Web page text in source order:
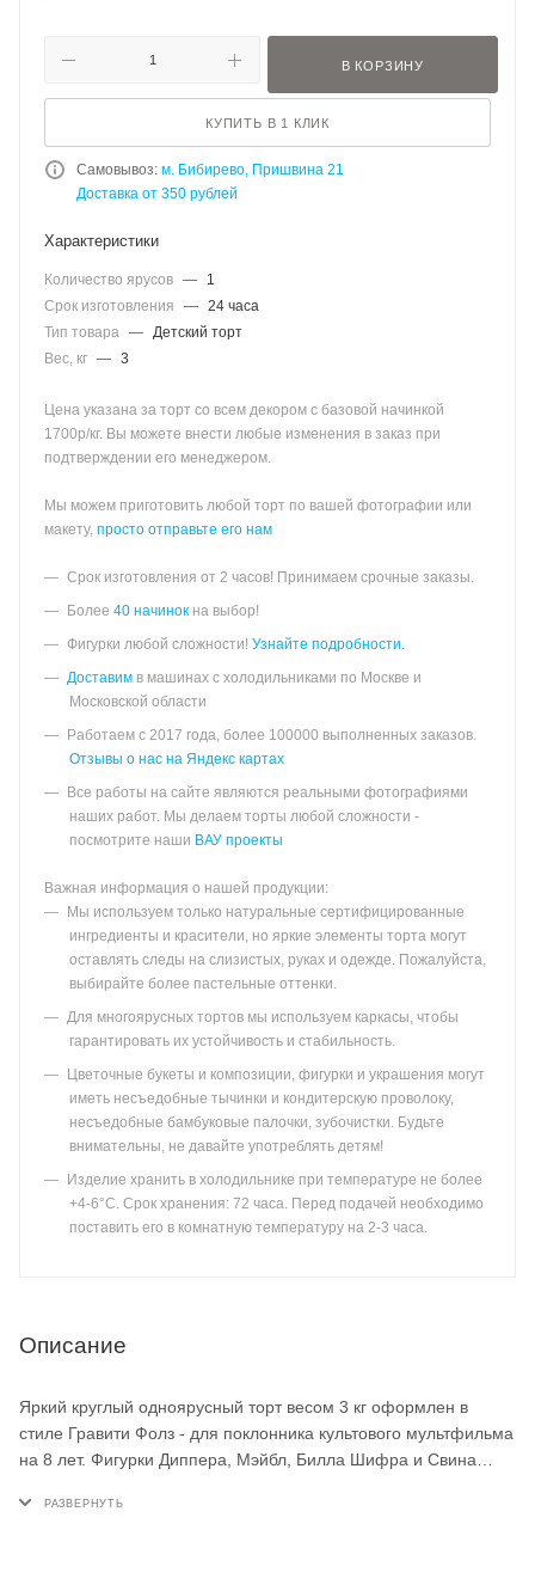
В КОРЗИНУ
КУПИТЬ В 1 КЛИК
Самовывоз: м. Бибирево, Пришвина 21
Доставка от 350 рублей
Характеристики
Количество ярусов —
1
Срок изготовления
— 24 часа
Тип товара — Детский торт
Вес, кг — 3
Цена указана за торт со всем декором с базовой начинкой
1700р/кг. Вы можете внести любые изменения в заказ при
подтверждении его менеджером.
Мы можем приготовить любой торт по вашей фотографии или
макету, просто отправьте его нам
Срок изготовления от 2 часов! Принимаем срочные заказы.
Более 40 начинок на выбор!
Фигурки любой сложности! Узнайте подробности.
Доставим в машинах с холодильниками по Москве и
Московской области
Работаем с 2017 года, более 100000 выполненных заказов.
Отзывы о нас на Яндекс картах
Все работы на сайте являются реальными фотографиями
наших работ. Мы делаем торты любой сложности -
посмотрите наши ВАУ проекты
Важная информация о нашей продукции:
Мы используем только натуральные сертифицированные
ингредиенты и красители, но яркие элементы торта могут
оставлять следы на слизистых, руках и одежде. Пожалуйста,
выбирайте более пастельные оттенки.
Для многоярусных тортов мы используем каркасы, чтобы
гарантировать их устойчивость и стабильность.
Цветочные букеты и композиции, фигурки и украшения могут
иметь несъедобные тычинки и кондитерскую проволоку,
несъедобные бамбуковые палочки, зубочистки. Будьте
внимательны, не давайте употреблять детям!
Изделие хранить в холодильнике при температуре не более
+4-6°С. Срок хранения: 72 часа. Перед подачей необходимо
поставить его в комнатную температуру на 2-3 часа.
Описание
Яркий круглый одноярусный торт весом 3 кг оформлен в
стиле Гравити Фолз - для поклонника культового мультфильма
на 8 лет. Фигурки Диппера, Мэйбл, Билла Шифра и Свина
Радужные полосы по бокам, фирменный логотип и имя